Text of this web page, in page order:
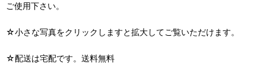
ご使用下さい。
☆小さな写真をクリックしますと拡大してご覧いただけます。
☆配送は宅配です。送料無料